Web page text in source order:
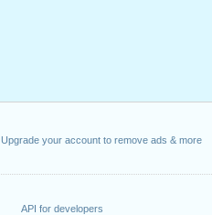
Upgrade your account to remove ads & more
API for developers